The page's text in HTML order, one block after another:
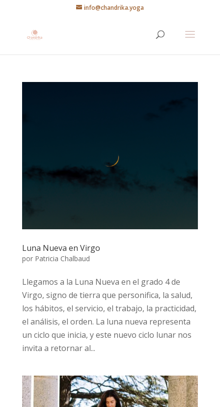
info@chandrika.yoga
Luna Nueva en Virgo
por Patricia Chalbaud
Llegamos a la Luna Nueva en el grado 4 de
Virgo, signo de tierra que personifica, la salud,
los hábitos, el servicio, el trabajo, la practicidad,
el análisis, el orden. La luna nueva representa
un ciclo que inicia, y este nuevo ciclo lunar nos
invita a retornar al...